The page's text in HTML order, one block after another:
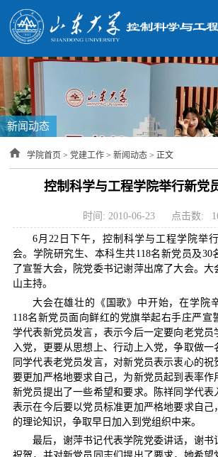
新闻动态
学院首页 > 党建工作 >新闻动态 > 正文
控制科学与工程学院举行新党
时间: 2010-06-23 点击数:
6月22 日
下午，控制科学与工程学院举
会。学院研究生、本科生共118名新党员及30
了宣誓大会，院党委书记谢萍出席了大会。
山主持。
大会在雄壮的《国歌》中开始，在学院
118名新党员面向鲜红的党旗举起右手庄严宣
学代表新党员发言，表示今后一定要向老党员
入党，更要从思想上、行动上入党，争取做
同学代表老党员发言，对新党员表示衷心的
要更加严格地要求自己，为新党员起到表率作
新党员提出了一些希望和要求。陈祥同学代表
表示在今后要以党员标准更加严格地要求自己
的理论知识，争取早日加入到党组织中来。
最后，谢萍书记代表学院党委讲话，谢书